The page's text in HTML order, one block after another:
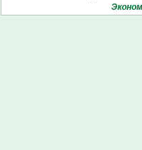
поселений с помощью